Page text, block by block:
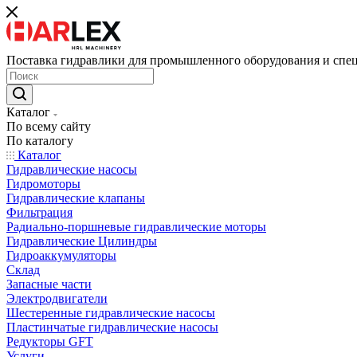
Поставка гидравлики для промышленного оборудования и
Каталог
По всему сайту
По каталогу
Каталог
Гидравлические насосы
Гидромоторы
Гидравлические клапаны
Фильтрация
Радиально-поршневые гидравлические моторы
Гидравлические Цилиндры
Гидроаккумуляторы
Склад
Запасные части
Электродвигатели
Шестеренные гидравлические насосы
Пластинчатые гидравлические насосы
Редукторы GFT